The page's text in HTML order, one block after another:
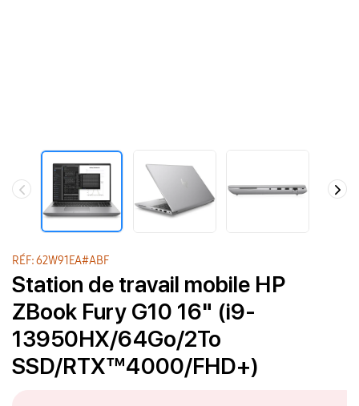
RÉF: 62W91EA#ABF
Station de travail mobile HP
ZBook Fury G10 16" (i9-
13950HX/64Go/2To
SSD/RTX™4000/FHD+)